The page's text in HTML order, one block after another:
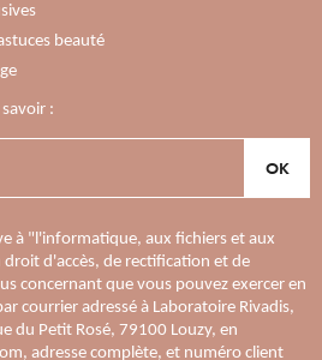
beauté
:
OK
à "l'informatique, aux fichiers et aux
d'accès, de rectification et de
concernant que vous pouvez exercer en
courrier adressé à Laboratoire Rivadis,
du Petit Rosé, 79100 Louzy, en
adresse complète, et numéro client